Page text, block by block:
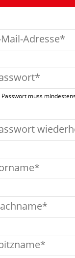
Mail-Adresse
Passwort muss